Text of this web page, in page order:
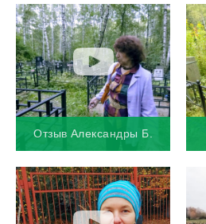
Отзыв Александры Б.